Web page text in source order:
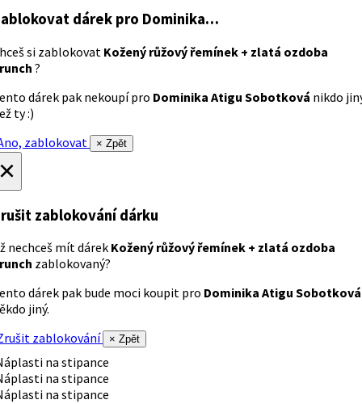
dárek pro Dominika…
si zablokovat Kožený růžový řemínek + zlatá ozdoba
?
dárek pak nekoupí pro Dominika Atigu Sobotková nikdo
ty :)
zablokovat
× Zpět
zablokování dárku
nechceš mít dárek Kožený růžový řemínek + zlatá ozdoba
zablokovaný?
dárek pak bude moci koupit pro Dominika Atigu Sobotková
jiný.
zablokování
× Zpět